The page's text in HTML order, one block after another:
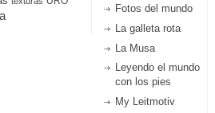
Fotos del mundo
La galleta rota
La Musa
Leyendo el mundo
con los pies
My Leitmotiv